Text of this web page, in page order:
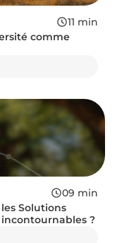
comme
11 min
Solutions
?
09 min